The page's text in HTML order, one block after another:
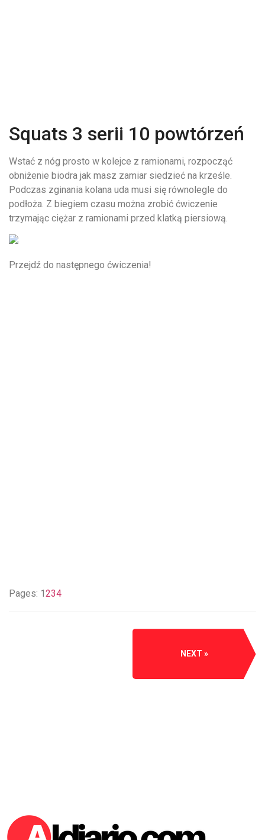
Squats 3 serii 10 powtórzeń
Wstać z nóg prosto w kolejce z ramionami, rozpocząć
obniżenie biodra jak masz zamiar siedzieć na krześle.
Podczas zginania kolana uda musi się równolegle do
podłoża. Z biegiem czasu można zrobić ćwiczenie
trzymając ciężar z ramionami przed klatką piersiową.
Przejdź do następnego ćwiczenia!
Pages: 1 234
NEXT